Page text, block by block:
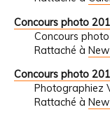
Concours photo
Concours
Rattaché à
Concours photo
Photographiez
Rattaché à